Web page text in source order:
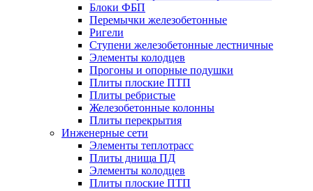
Блоки ФБП
Перемычки железобетонные
Ригели
Ступени железобетонные лестничные
Элементы колодцев
Прогоны и опорные подушки
Плиты плоские ПТП
Плиты ребристые
Железобетонные колонны
Плиты перекрытия
Инженерные сети
Элементы теплотрасс
Плиты днища ПД
Элементы колодцев
Плиты плоские ПТП